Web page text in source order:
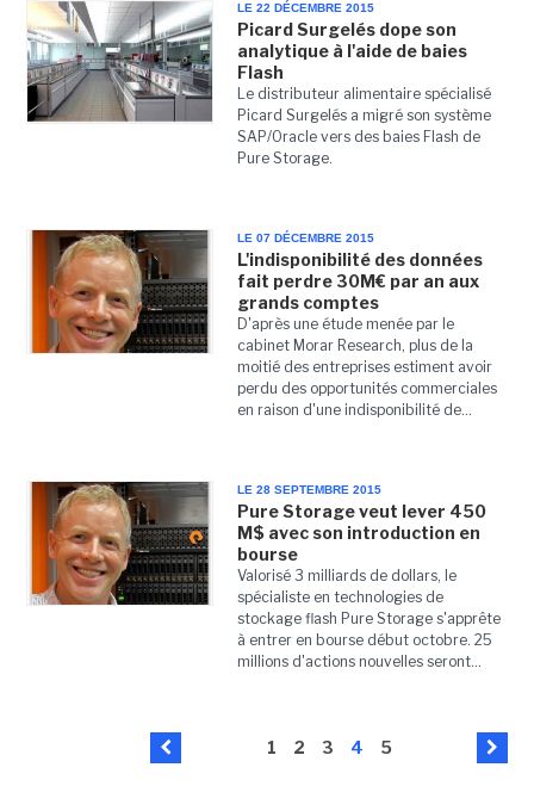
LE 22 DÉCEMBRE 2015
Picard Surgelés dope son
analytique à l'aide de baies
Flash
Le distributeur alimentaire spécialisé
Picard Surgelés a migré son système
SAP/Oracle vers des baies Flash de
Pure Storage.
LE 07 DÉCEMBRE 2015
L'indisponibilité des données
fait perdre 30M€ par an aux
grands comptes
D'après une étude menée par le
cabinet Morar Research, plus de la
moitié des entreprises estiment avoir
perdu des opportunités commerciales
en raison d'une indisponibilité de...
LE 28 SEPTEMBRE 2015
Pure Storage veut lever 450
M$ avec son introduction en
bourse
Valorisé 3 milliards de dollars, le
spécialiste en technologies de
stockage flash Pure Storage s'apprête
à entrer en bourse début octobre. 25
millions d'actions nouvelles seront...
1 2 3 4 5